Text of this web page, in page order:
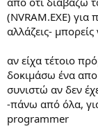
(NVRAM.EXE) για
αλλάζεις-
αν είχα τέτοιο
δοκιμάσω ένα απο
συνιστώ αν δεν
-πάνω από όλα,
programmer